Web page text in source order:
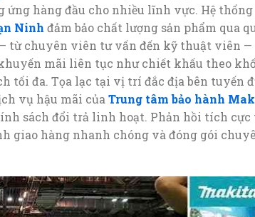
ứng hàng đầu cho nhiều lĩnh vực. Hệ
Ninh đảm bảo chất lượng sản phẩm qua
từ chuyên viên tư vấn đến kỹ thuật viên
mãi liên tục như chiết khấu theo
tối đa. Tọa lạc tại vị trí đắc địa bên tuyến
vụ hậu mãi của Trung tâm bảo hành
sách đổi trả linh hoạt. Phản hồi tích
giao hàng nhanh chóng và đóng gói